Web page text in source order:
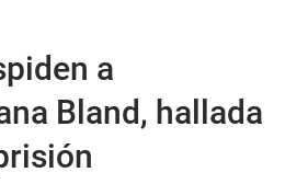
a
Bland, hallada